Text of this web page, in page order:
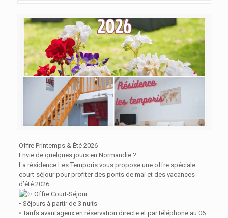
Offre Printemps & Été 2026
Envie de quelques jours en Normandie ?
La résidence Les Temporis vous propose une offre spéciale
court-séjour pour profiter des ponts de mai et des vacances
d’été 2026.
Offre Court-Séjour
• Séjours à partir de 3 nuits
• Tarifs avantageux en réservation directe et par téléphone au 06